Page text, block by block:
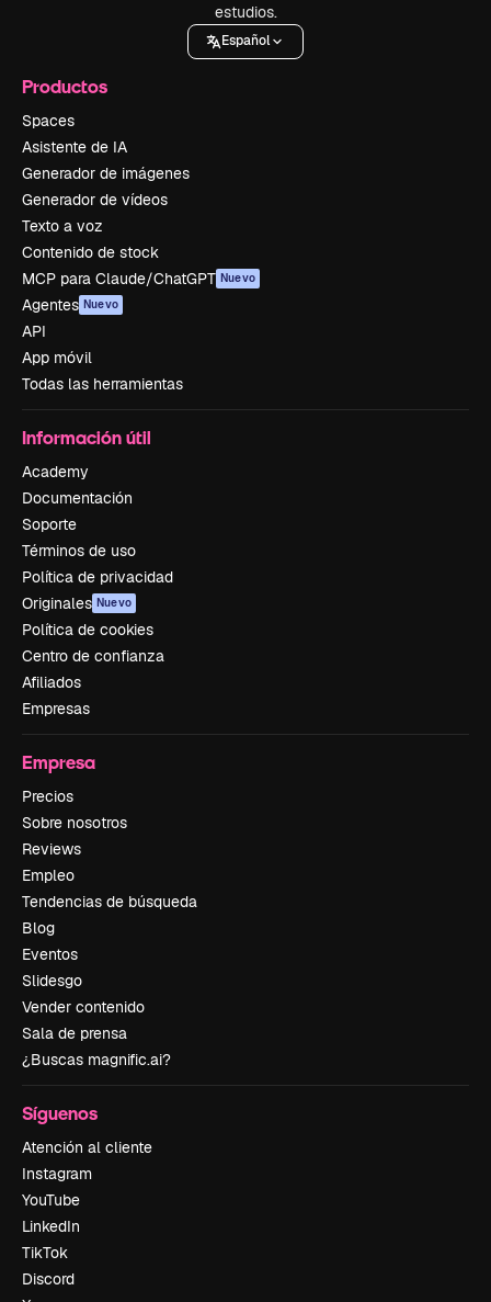
estudios.
Español
Productos
Spaces
Asistente de IA
Generador de imágenes
Generador de vídeos
Texto a voz
Contenido de stock
MCP para Claude/ChatGPT Nuevo
Agentes Nuevo
API
App móvil
Todas las herramientas
Información útil
Academy
Documentación
Soporte
Términos de uso
Política de privacidad
Originales Nuevo
Política de cookies
Centro de confianza
Afiliados
Empresas
Empresa
Precios
Sobre nosotros
Reviews
Empleo
Tendencias de búsqueda
Blog
Eventos
Slidesgo
Vender contenido
Sala de prensa
¿Buscas magnific.ai?
Síguenos
Atención al cliente
Instagram
YouTube
LinkedIn
TikTok
Discord